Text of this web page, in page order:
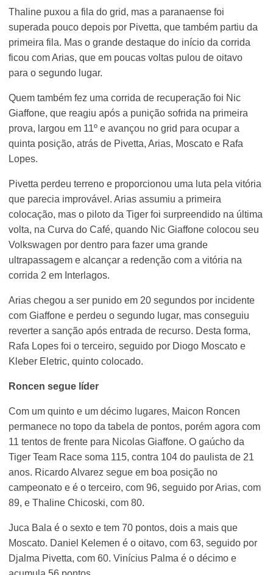
Thaline puxou a fila do grid, mas a paranaense foi
superada pouco depois por Pivetta, que também partiu da
primeira fila. Mas o grande destaque do início da corrida
ficou com Arias, que em poucas voltas pulou de oitavo
para o segundo lugar.
Quem também fez uma corrida de recuperação foi Nic
Giaffone, que reagiu após a punição sofrida na primeira
prova, largou em 11º e avançou no grid para ocupar a
quinta posição, atrás de Pivetta, Arias, Moscato e Rafa
Lopes.
Pivetta perdeu terreno e proporcionou uma luta pela vitória
que parecia improvável. Arias assumiu a primeira
colocação, mas o piloto da Tiger foi surpreendido na última
volta, na Curva do Café, quando Nic Giaffone colocou seu
Volkswagen por dentro para fazer uma grande
ultrapassagem e alcançar a redenção com a vitória na
corrida 2 em Interlagos.
Arias chegou a ser punido em 20 segundos por incidente
com Giaffone e perdeu o segundo lugar, mas conseguiu
reverter a sanção após entrada de recurso. Desta forma,
Rafa Lopes foi o terceiro, seguido por Diogo Moscato e
Kleber Eletric, quinto colocado.
Roncen segue líder
Com um quinto e um décimo lugares, Maicon Roncen
permanece no topo da tabela de pontos, porém agora com
11 tentos de frente para Nicolas Giaffone. O gaúcho da
Tiger Team Race soma 115, contra 104 do paulista de 21
anos. Ricardo Alvarez segue em boa posição no
campeonato e é o terceiro, com 96, seguido por Arias, com
89, e Thaline Chicoski, com 80.
Juca Bala é o sexto e tem 70 pontos, dois a mais que
Moscato. Daniel Kelemen é o oitavo, com 63, seguido por
Djalma Pivetta, com 60. Vinícius Palma é o décimo e